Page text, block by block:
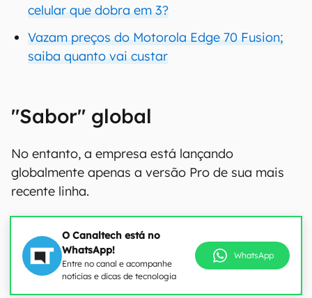
celular que dobra em 3?
Vazam preços do Motorola Edge 70 Fusion;
saiba quanto vai custar
"Sabor" global
No entanto, a empresa está lançando
globalmente apenas a versão Pro de sua mais
recente linha.
O Canaltech está no
WhatsApp!
Entre no canal e acompanhe
notícias e dicas de tecnologia
WhatsApp